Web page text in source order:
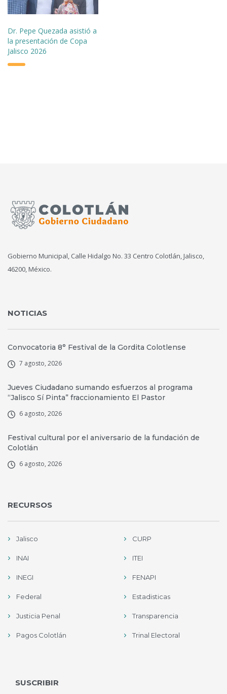
Dr. Pepe Quezada asistió a
la presentación de Copa
Jalisco 2026
Gobierno Municipal, Calle Hidalgo No. 33 Centro Colotlán, Jalisco,
46200, México.
NOTICIAS
Convocatoria 8° Festival de la Gordita Colotlense
7 agosto, 2026
Jueves Ciudadano sumando esfuerzos al programa
“Jalisco Sí Pinta” fraccionamiento El Pastor
6 agosto, 2026
Festival cultural por el aniversario de la fundación de
Colotlán
6 agosto, 2026
RECURSOS
Jalisco CURP
INAI ITEI
INEGI FENAPI
Federal Estadisticas
Justicia Penal Transparencia
Pagos Colotlán Trinal Electoral
SUSCRIBIR